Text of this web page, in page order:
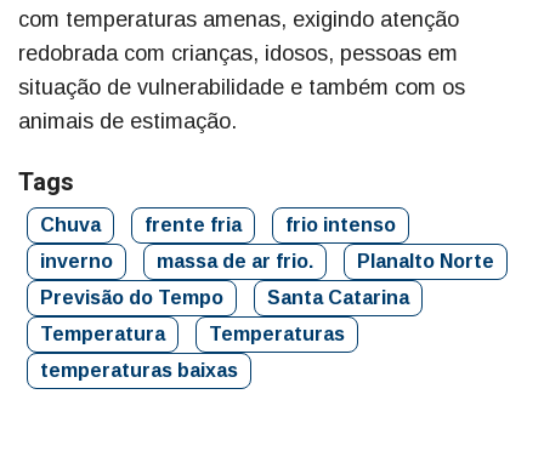
com temperaturas amenas, exigindo atenção
redobrada com crianças, idosos, pessoas em
situação de vulnerabilidade e também com os
animais de estimação.
Tags
Chuva frente fria
frio intenso
inverno
massa de ar frio.
Planalto Norte
Previsão do Tempo
Santa Catarina
Temperatura
Temperaturas
temperaturas baixas